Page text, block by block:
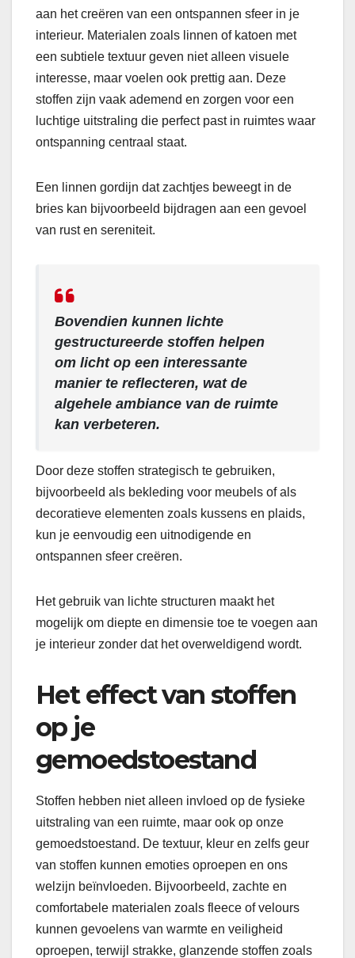
aan het creëren van een ontspannen sfeer in je
interieur. Materialen zoals linnen of katoen met
een subtiele textuur geven niet alleen visuele
interesse, maar voelen ook prettig aan. Deze
stoffen zijn vaak ademend en zorgen voor een
luchtige uitstraling die perfect past in ruimtes waar
ontspanning centraal staat.
Een linnen gordijn dat zachtjes beweegt in de
bries kan bijvoorbeeld bijdragen aan een gevoel
van rust en sereniteit.
Bovendien kunnen lichte
gestructureerde stoffen helpen
om licht op een interessante
manier te reflecteren, wat de
algehele ambiance van de ruimte
kan verbeteren.
Door deze stoffen strategisch te gebruiken,
bijvoorbeeld als bekleding voor meubels of als
decoratieve elementen zoals kussens en plaids,
kun je eenvoudig een uitnodigende en
ontspannen sfeer creëren.
Het gebruik van lichte structuren maakt het
mogelijk om diepte en dimensie toe te voegen aan
je interieur zonder dat het overweldigend wordt.
Het effect van stoffen
op je
gemoedstoestand
Stoffen hebben niet alleen invloed op de fysieke
uitstraling van een ruimte, maar ook op onze
gemoedstoestand. De textuur, kleur en zelfs geur
van stoffen kunnen emoties oproepen en ons
welzijn beïnvloeden. Bijvoorbeeld, zachte en
comfortabele materialen zoals fleece of velours
kunnen gevoelens van warmte en veiligheid
oproepen, terwijl strakke, glanzende stoffen zoals